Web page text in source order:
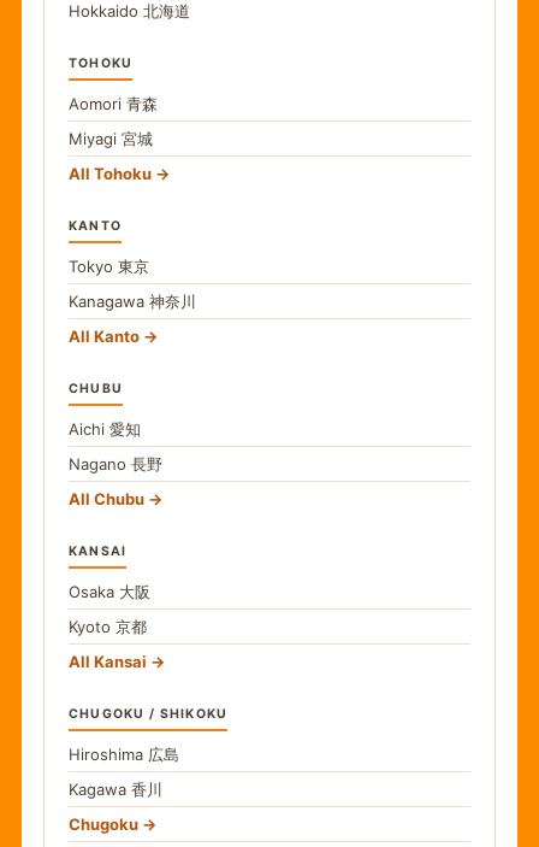
Hokkaido 北海道
TOHOKU
Aomori 青森
Miyagi 宮城
All Tohoku
KANTO
Tokyo 東京
Kanagawa 神奈川
All Kanto
CHUBU
Aichi 愛知
Nagano 長野
All Chubu
KANSAI
Osaka 大阪
Kyoto 京都
All Kansai
CHUGOKU / SHIKOKU
Hiroshima 広島
Kagawa 香川
Chugoku